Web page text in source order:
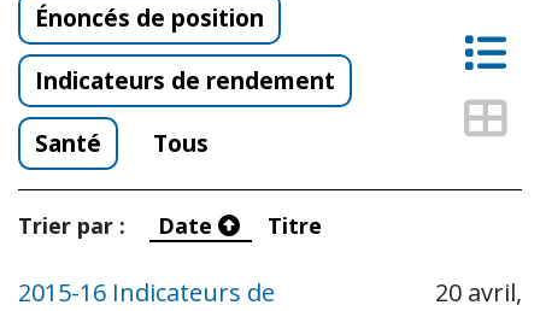
Énoncés de position
Indicateurs de rendement
Santé
Tous
Trier par : Date Titre
2015-16 Indicateurs de
20 avril,